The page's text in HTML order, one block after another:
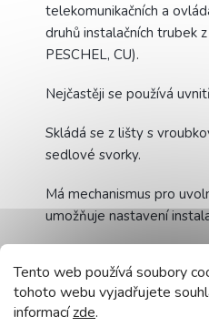
Tento web používá soubory
tohoto webu vyjadřujete
informacízde.
telekomunikačních a
druhů instalačních trubek
PESCHEL, CU).
Nejčastěji se používá
Skládá se z lišty s
sedlové svorky.
Má mechanismus pro
umožňuje nastavení
A výroba výrobku z
kvalitního plastu, eliminuje